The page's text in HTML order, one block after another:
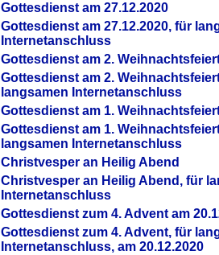
Gottesdienst am 27.12.2020
Gottesdienst am 27.12.2020, für
Internetanschluss
Gottesdienst am 2.
Gottesdienst am 2.
langsamen Internetanschluss
Gottesdienst am 1.
Gottesdienst am 1.
langsamen Internetanschluss
Christvesper an Heilig Abend
Christvesper an Heilig Abend, für
Internetanschluss
Gottesdienst zum 4. Advent am
Gottesdienst zum 4. Advent, für
Internetanschluss, am 20.12.2020